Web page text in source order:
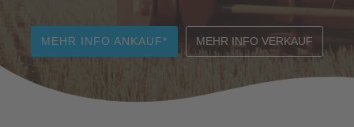
MEHR INFO ANKAUF* MEHR INFO VERKAUF